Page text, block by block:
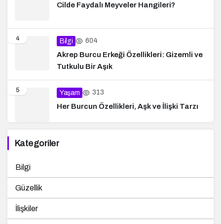
Cilde Faydalı Meyveler Hangileri?
4 Bilgi 604
Akrep Burcu Erkeği Özellikleri: Gizemli ve
Tutkulu Bir Aşık
5 Yaşam 313
Her Burcun Özellikleri, Aşk ve İlişki Tarzı
Kategoriler
Bilgi
Güzellik
İlişkiler